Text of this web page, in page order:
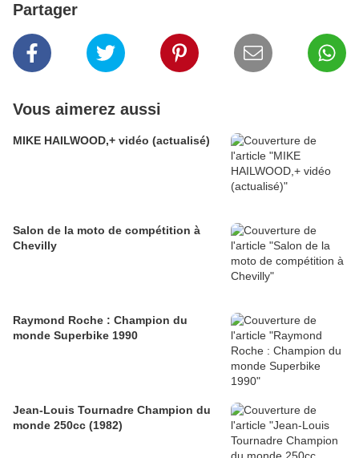
Partager
Vous aimerez aussi
MIKE HAILWOOD,+ vidéo (actualisé)
Salon de la moto de compétition à
Chevilly
Raymond Roche : Champion du
monde Superbike 1990
Jean-Louis Tournadre Champion du
monde 250cc (1982)